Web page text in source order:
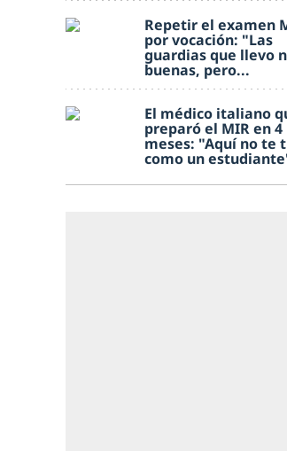
Repetir el examen
por vocación: "Las
guardias que llevo
buenas, pero...
El médico italiano
preparó el MIR en 4
meses: "Aquí no te
como un